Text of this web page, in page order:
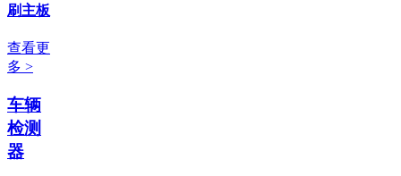
刷主板
查看更
多 >
车辆
检测
器